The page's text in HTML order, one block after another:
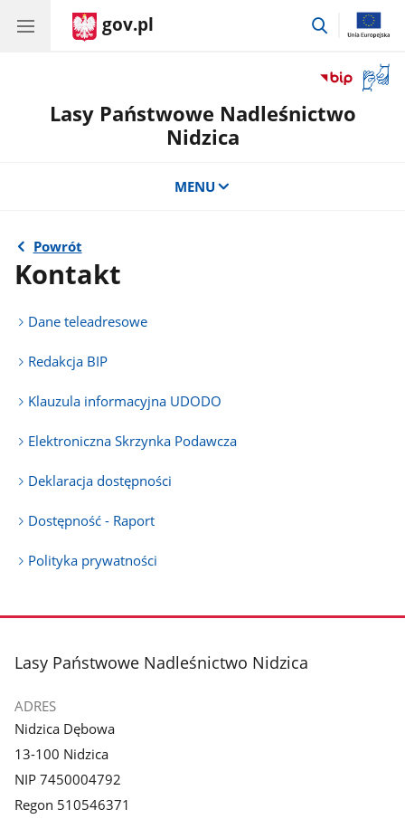
gov.pl
przejdź
okno
Lasy Państwowe Nadleśnictwo
Nidzica
MENU
Powrót
Kontakt
Dane teleadresowe
Redakcja BIP
Klauzula informacyjna UDODO
Elektroniczna Skrzynka Podawcza
Deklaracja dostępności
Dostępność - Raport
Polityka prywatności
stopka
Lasy Państwowe Nadleśnictwo Nidzica
ADRES
Nidzica Dębowa
13-100 Nidzica
NIP 7450004792
Regon 510546371